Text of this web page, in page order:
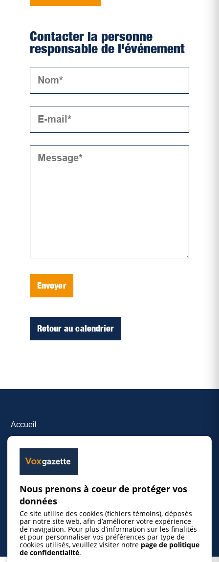
Contacter la personne
responsable de l'événement
Envoyer
Retour au calendrier
Accueil
Inscrire un événement
réservés.Politique de confidentialité
Nous prenons à coeur de protéger vos
données
Ce site utilise des cookies (fichiers témoins), déposés
par notre site web, afin d’améliorer votre expérience
de navigation. Pour plus d’information sur les finalités
et pour personnaliser vos préférences par type de
cookies utilisés, veuillez visiter notre page de politique
de confidentialité.